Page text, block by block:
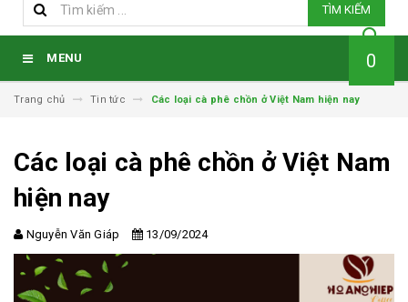
TÌM KIẾM
MENU 0
Trang chủ Tin tức Các loại cà phê chồn ở Việt Nam hiện nay
Các loại cà phê chồn ở Việt Nam
hiện nay
Nguyễn Văn Giáp 13/09/2024